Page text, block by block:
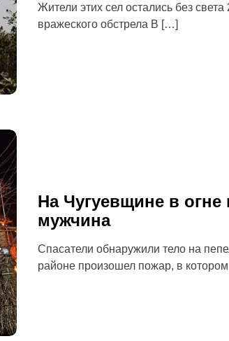
Жители этих сел остались без света
вражеского обстрела В […]
На Чугуевщине в огне
мужчина
Спасатели обнаружили тело на
районе произошел пожар, в